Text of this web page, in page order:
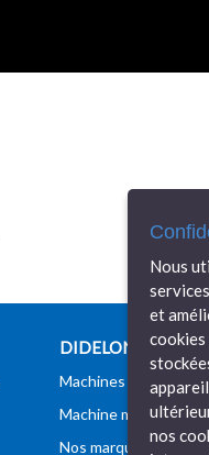
DIDELON
Machines tolerie
Machine mécanique
Nos marques
Nous
et
cookies
nos